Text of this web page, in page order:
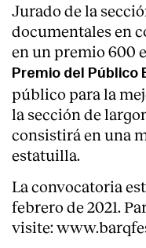
Jurado de la
documentales en
en un premio 600
Premio del Público
público para la
la sección de
consistirá en una
estatuilla.
La convocatoria
febrero de 2021.
visite: